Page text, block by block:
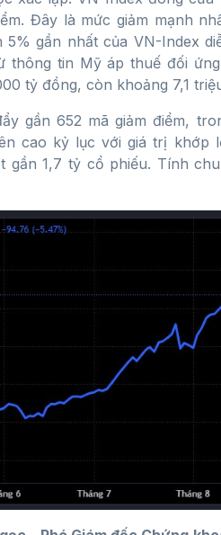
Đây là mức giảm mạnh
5% gần nhất của VN-Index
thông tin Mỹ áp thuế đối
tỷ đồng, còn khoảng 7,1
gần 652 mã giảm điểm,
cao kỷ lục với giá trị khớp
gần 1,7 tỷ cổ phiếu. Tính